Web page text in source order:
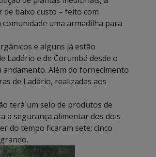
de baixo custo – feito com
uma armadilha para
e alguns já estão
Ladário e de Corumbá desde o
andamento. Além do fornecimento
de Ladário, realizadas aos
terá um selo de produtos de
a segurança alimentar dos dois
do tempo ficaram sete: cinco